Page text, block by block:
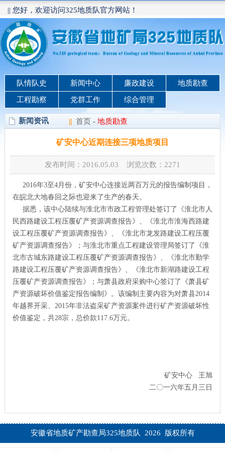
|| 您好，欢迎访问325地质队官方网站！
队情队史 新闻中心 廉政建设 地质勘查
工程勘察 党群工作 综合管理
新闻资讯 || 首页 - 地质勘查
矿安中心近期连接三项地质项目
发布时间：2016.05.03 浏览次数： 2271
2016年3至4月份，矿安中心连接近两百万元的报告编制项目，
在皖北大地春回之际也迎来了生产的春天。
据悉，该中心陆续与淮北市市政工程管理处签订了《淮北市人
民西路建设工程压覆矿产资源调查报告》、《淮北市淮海西路建
设工程压覆矿产资源调查报告》、《淮北市龙发路建设工程压覆
矿产资源调查报告》；与淮北市重点工程建设管理局签订了《淮
北市古城东路建设工程压覆矿产资源调查报告》、《淮北市勤学
路建设工程压覆矿产资源调查报告》、《淮北市新湖路建设工程
压覆矿产资源调查报告》；与萧县政府采购中心签订了《萧县矿
产资源破坏价值鉴定报告编制》。该编制主要内容为对萧县2014
年越界开采、2015年非法盗采矿产资源案件进行矿产资源破坏性
价值鉴定，共28宗，总价款117.6万元。
矿安中心 王旭
二〇一六年五月三日
安徽省地质矿产勘查局325地质队 2026 版权所有